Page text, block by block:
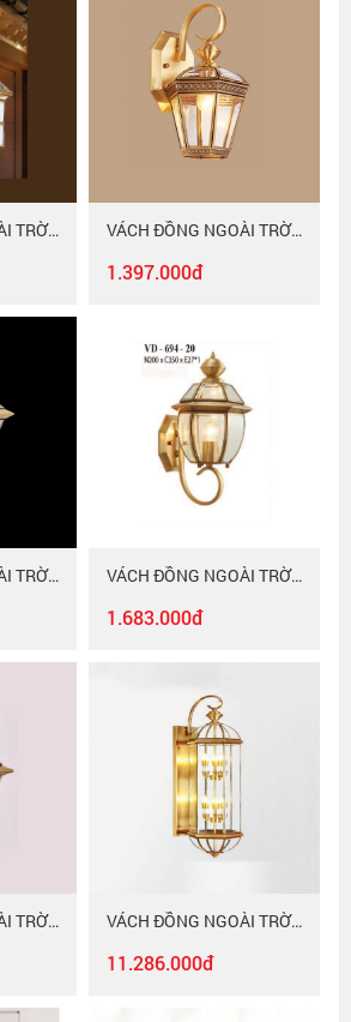
VÁCH ĐỒNG NGOÀI TRỜI VD - 691 - 20 VÁCH ĐỒNG NGOÀI TRỜI VD - 692 - 20
1.397.000đ
VÁCH ĐỒNG NGOÀI TRỜI VD - 696 - 20 VÁCH ĐỒNG NGOÀI TRỜI VD - 694 - 20
1.683.000đ
VÁCH ĐỒNG NGOÀI TRỜI VD - 695 - 20 VÁCH ĐỒNG NGOÀI TRỜI VD - 685
11.286.000đ